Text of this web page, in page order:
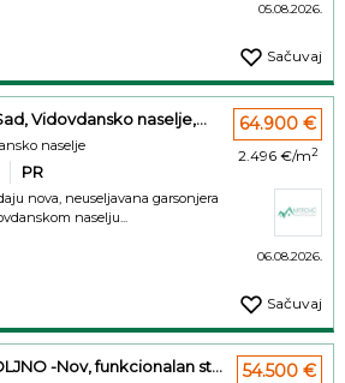
05.08.2026.
Sačuvaj
Vidovdansko naselje,...
naselje
PR
nova, neuseljavana garsonjera
naselju...
64.900 €
2.496 €/m2
06.08.2026.
Sačuvaj
-Nov, funkcionalan st... 54.500 €